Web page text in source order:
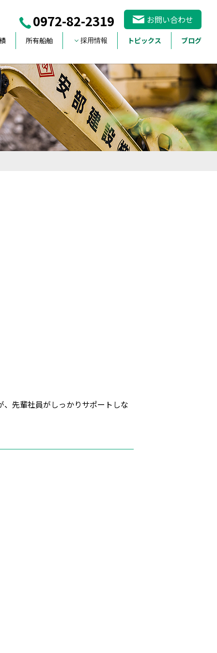
0972-82-2319 お問い合わせ
所有船舶 採用情報 トピックス ブログ
先輩社員がしっかりサポートしな